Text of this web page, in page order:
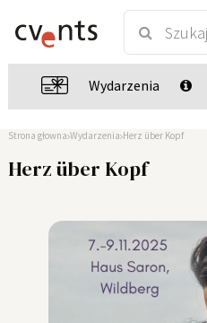
Wydarzenia
Strona głowna Wydarzenia Herz über Kopf
Herz über Kopf